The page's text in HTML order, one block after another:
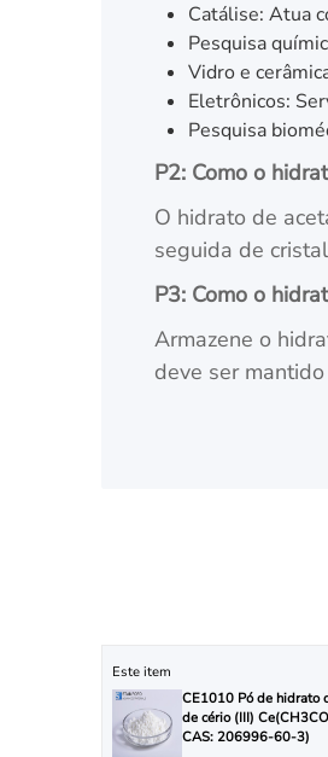
Catálise: Atua
Pesquisa
Vidro e
Eletrônicos:
Pesquisa
P2: Como o
O hidrato de
seguida de
P3: Como o
Armazene o
deve ser
Este item
CE1010 Pó de hidrato
de cério (III)
CAS: 206996-60-3)